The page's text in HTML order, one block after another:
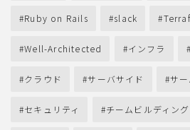
Ruby on Rails slack
Well-Architected インフラ
クラウド サーバサイド サ
セキュリティ チームビルディング